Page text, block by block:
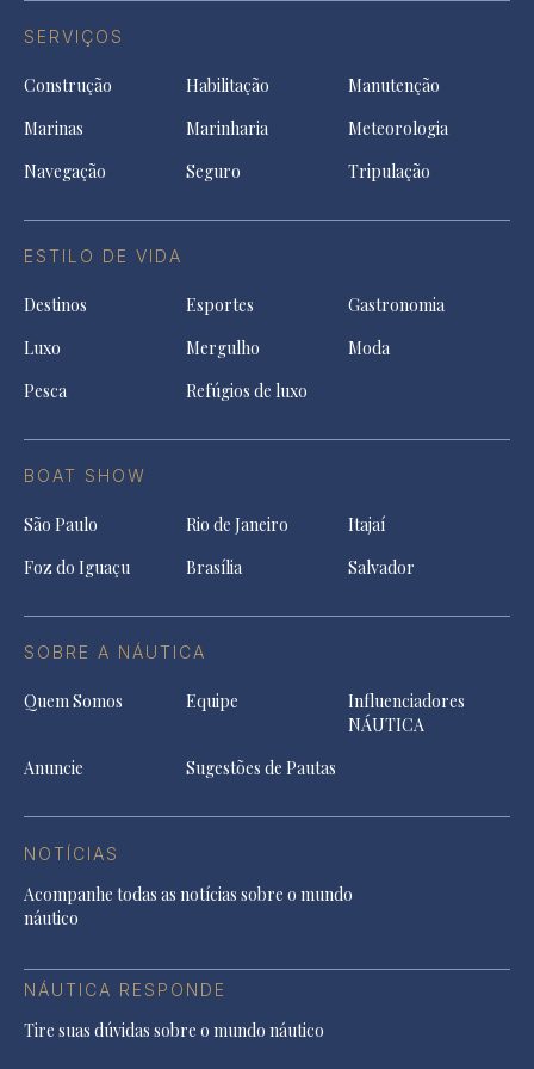
SERVIÇOS
Construção Habilitação
Manutenção
Marinas
Marinharia
Meteorologia
Navegação
Seguro Tripulação
ESTILO DE VIDA
Destinos Esportes
Gastronomia
Luxo
Mergulho
Moda
Pesca
Refúgios de luxo
BOAT SHOW
São Paulo Rio de Janeiro
Itajaí
Foz do Iguaçu
Brasília Salvador
SOBRE A NÁUTICA
Quem Somos Equipe
Influenciadores
NÁUTICA
Anuncie
Sugestões de Pautas
NOTÍCIAS
Acompanhe todas as notícias sobre o mundo
náutico
NÁUTICA RESPONDE
Tire suas dúvidas sobre o mundo náutico